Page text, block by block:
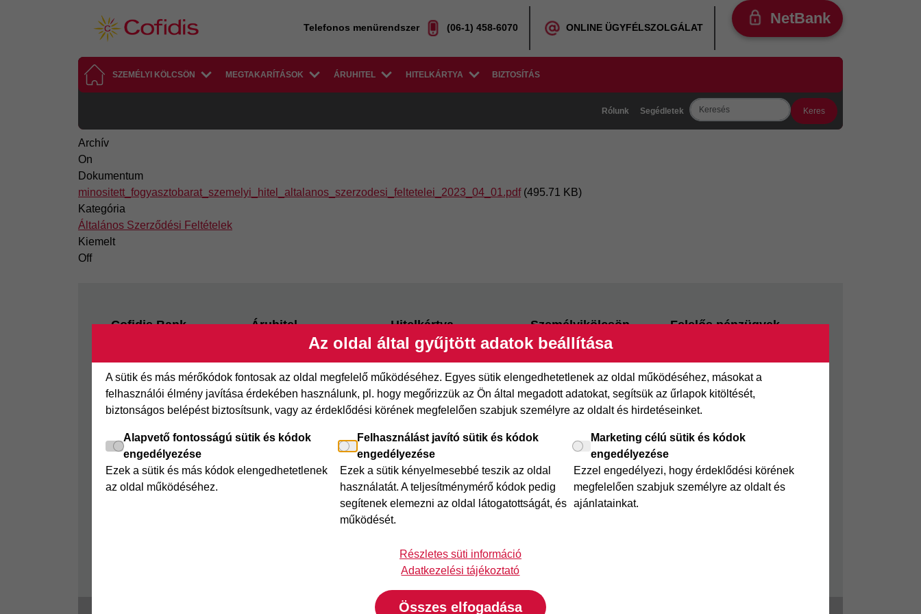
Telefonos menürendszer (06-1) 458-6070 ONLINE ÜGYFÉLSZOLGÁLAT
NetBank
SZEMÉLYI KÖLCSÖN MEGTAKARÍTÁSOK ÁRUHITEL HITELKÁRTYA BIZTOSÍTÁS
Rólunk Segédletek
Search
Archív
On
Dokumentum
minositett_fogyasztobarat_szemelyi_hitel_altalanos_szerzodesi_feltetelei_2023_04_01.pdf (495.71 KB)
Kategória
Általános Szerződési Feltételek
Kiemelt
Off
Az oldal által gyűjtött adatok beállítása
A sütik és más mérőkódok fontosak az oldal megfelelő működéséhez. Egyes sütik elengedhetetlenek az oldal működéséhez, másokat a
felhasználói élmény javítása érdekében használunk, pl. hogy megőrizzük az Ön által megadott adatokat, segítsük az űrlapok kitöltését,
biztonságos belépést biztosítsunk, vagy az érdeklődési körének megfelelően szabjuk személyre az oldalt és hirdetéseinket.
Alapvető fontosságú sütik és kódok
engedélyezése
Ezek a sütik és más kódok elengedhetetlenek
az oldal működéséhez.
Felhasználást javító sütik és kódok
engedélyezése
Ezek a sütik kényelmesebbé teszik az oldal
használatát. A teljesítménymérő kódok pedig
segítenek elemezni az oldal látogatottságát, és
működését.
Marketing célú sütik és kódok
engedélyezése
Ezzel engedélyezi, hogy érdeklődési körének
megfelelően szabjuk személyre az oldalt és
ajánlatainkat.
Részletes süti információ
Adatkezelési tájékoztató
Összes elfogadása
Footer
Cofidis Bank
Rólunk
Panaszkezelés
GYIK
Sajtószoba
Nyilvánosságra hozatal
Áruhitel
Az áruhitelről
Joker részletfizetés
Online Áruhitel
Hitelkártya
Cofidis Hitelkártya
Áruhitel Expressz
Mindig Kéznél kölcsön
Személyikölcsön
Cofidis személyi kölcsön
adósságrendező kölcsön
Mindig Kéznél kölcsön
Felelős pénzügyek
Cofidis Bank a Zöldebb
Környezetért
Cofidis Bank a Zöldebb
Biztonságos pénzügyek
Fizetési nehézség